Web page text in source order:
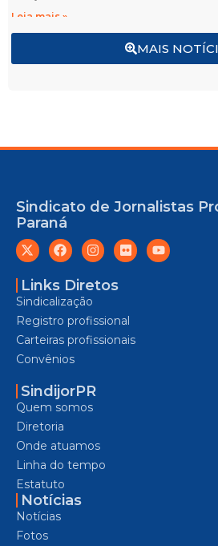
MAIS
Leia mais »
Sindicato de Jornalistas
Paraná
Links Diretos
Sindicalização
Registro profissional
Carteiras profissionais
Convênios
SindijorPR
Quem somos
Diretoria
Onde atuamos
Linha do tempo
Estatuto
Notícias
Notícias
Fotos